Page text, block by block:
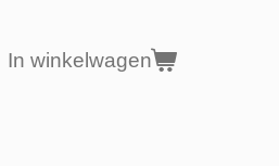
In winkelwagen